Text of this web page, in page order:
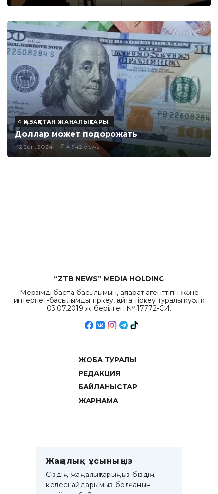
ҚАЗАҚСТАН ЖАҢАЛЫҚТАРЫ
Доллар может подорожать
12 Jun, 2024 4,942 views
“ZTB NEWS” MEDIA HOLDING
Мерзімді баспа басылымын, ақпарат агенттігін және
интернет-басылымды тіркеу, қайта тіркеу туралы куәлік
03.07.2019 ж. берілген № 17772-СИ.
ЖОБА ТУРАЛЫ
РЕДАКЦИЯ
БАЙЛАНЫСТАР
ЖАРНАМА
Жаңалық ұсыныңыз
Сіздің жаңалықтарыңыз біздің
келесі айдарымыз болғанын